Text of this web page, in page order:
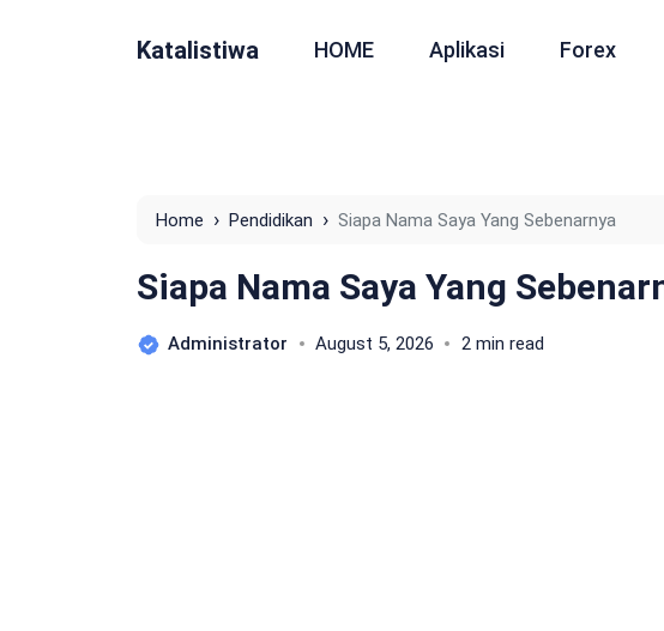
Katalistiwa HOME Aplikasi Forex
Home › Pendidikan › Siapa Nama Saya Yang Sebenarnya
Siapa Nama Saya Yang
Administrator August 5, 2026 2 min read